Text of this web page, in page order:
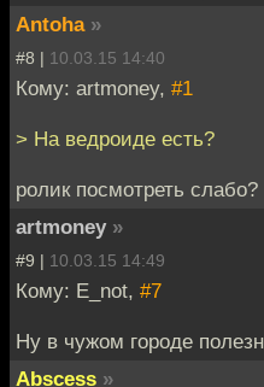
Antoha »
#8 | 10.03.15 14:40
Кому: artmoney, #1
> На ведроиде есть?
ролик посмотреть слабо?
artmoney »
#9 | 10.03.15 14:49
Кому: E_not, #7
Ну в чужом городе
Abscess »